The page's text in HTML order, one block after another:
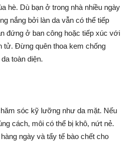
hè. Dù bạn ở trong nhà nhiều ngày
nắng bởi làn da vẫn có thể tiếp
đứng ở ban công hoặc tiếp xúc với
tử. Đừng quên thoa kem chống
toàn diện.
sóc kỹ lưỡng như da mặt. Nếu
cách, môi có thể bị khô, nứt nẻ.
ngày và tẩy tế bào chết cho